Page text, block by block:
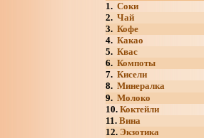
1. Соки
2. Чай
3. Кофе
4. Какао
5. Квас
6. Компоты
7. Кисели
8. Минералка
9. Молоко
10. Коктейли
11. Вина
12. Экзотика